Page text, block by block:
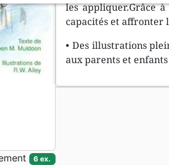
les appliquer.Grâce
capacités et affronter
• Des illustrations
aux parents et
6 ex.